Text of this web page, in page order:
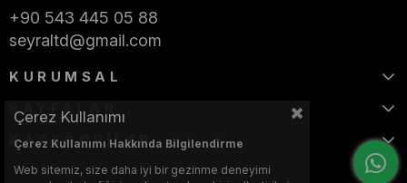
+90 543 445 05 88
seyraltd@gmail.com
KURUMSAL
SAYFALAR
KATEGORİLER
Çerez Kullanımı
Çerez Kullanımı Hakkında Bilgilendirme
Web sitemiz, size daha iyi bir gezinme deneyimi